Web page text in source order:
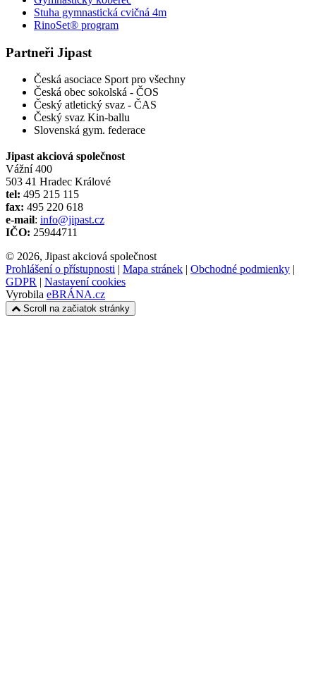
Stuha gymnastická cvičná 4m
RinoSet® program
Partneři Jipast
Česká asociace Sport pro všechny
Česká obec sokolská - ČOS
Český atletický svaz - ČAS
Český svaz Kin-ballu
Slovenská gym. federace
Jipast akciová společnost
Vážní 400
503 41 Hradec Králové
tel: 495 215 115
fax: 495 220 618
e-mail: info@jipast.cz
IČO: 25944711
© 2026, Jipast akciová společnost
Prohlášení o přístupnosti | Mapa stránek | Obchodné podmienky |
GDPR | Nastavení cookies
Vyrobila eBRÁNA.cz
Scroll na začiatok stránky